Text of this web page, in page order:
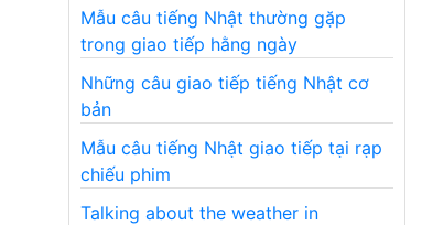
Mẫu câu tiếng Nhật thường gặp
trong giao tiếp hằng ngày
Những câu giao tiếp tiếng Nhật cơ
bản
Mẫu câu tiếng Nhật giao tiếp tại rạp
chiếu phim
Talking about the weather in